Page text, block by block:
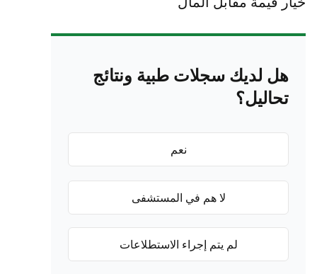
هل لديك سجلات طبية ونتائج
تحاليل؟
نعم
لا هم في المستشفى
لم يتم إجراء الاستطلاعات